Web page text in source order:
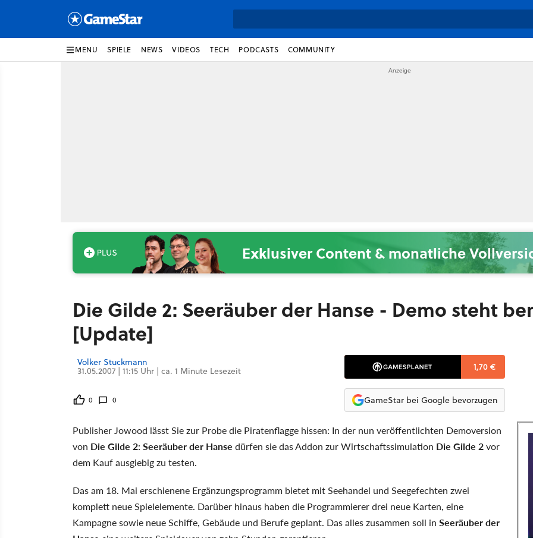
MENU SPIELE NEWS VIDEOS TECH PODCASTS COMMUNITY
Exklusiver Content & monatliche
Die Gilde 2: Seeräuber der Hanse - Demo steht
[Update]
Volker Stuckmann
31.05.2007 | 11:15 Uhr | ca. 1 Minute Lesezeit
0 0
1,70 €
GameStar bei Google bevorzugen
Publisher Jowood lässt Sie zur Probe die Piratenflagge hissen: In der nun veröffentlichten Demoversion
von Die Gilde 2: Seeräuber der Hanse dürfen sie das Addon zur Wirtschaftssimulation Die Gilde 2vor
dem Kauf ausgiebig zu testen.
Das am 18. Mai erschienene Ergänzungsprogramm bietet mit Seehandel und Seegefechten zwei
komplett neue Spielelemente. Darüber hinaus haben die Programmierer drei neue Karten, eine
Kampagne sowie neue Schiffe, Gebäude und Berufe geplant. Das alles zusammen soll in Seeräuber der